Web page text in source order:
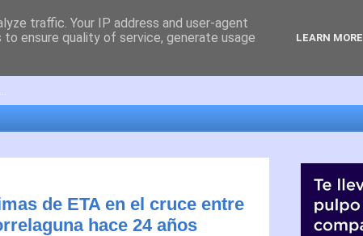
de ETA en el cruce entre
hace 24 años
traffic. Your IP address and user-agent
ensure quality of service, generate usage
LEARN MORE